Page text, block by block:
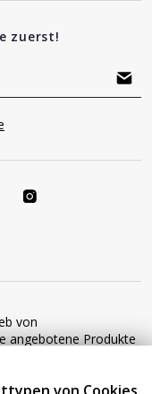
zuerst!
von
angebotene Produkte
an diese